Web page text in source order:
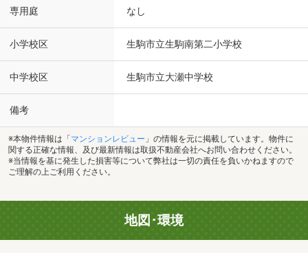
専用庭 なし
小学校区 生駒市立生駒南第二小学校
中学校区 生駒市立大瀬中学校
備考
※本物件情報は「 マンションレビュー 」の情報を元に掲載しています。物件に
関する正確な情報、及び最新情報は取扱不動産会社へお問い合わせください。
※当情報を基に発生した損害等について弊社は一切の責任を負いかねますので
ご理解の上ご利用ください。
地図･環境